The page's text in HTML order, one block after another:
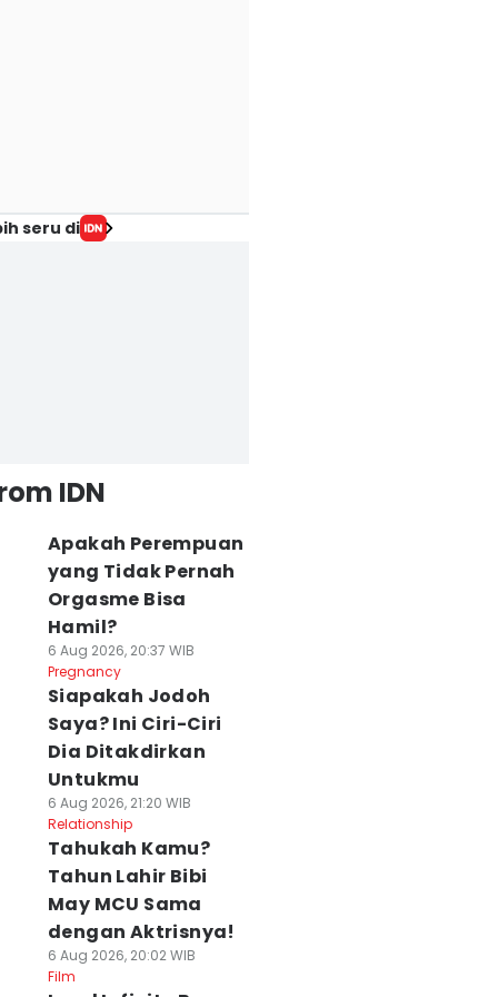
seru di
IDN
Apakah Perempuan
yang Tidak Pernah
Orgasme Bisa
Hamil?
6 Aug 2026, 20:37 WIB
Pregnancy
Siapakah Jodoh
Saya? Ini Ciri-Ciri
Dia Ditakdirkan
Untukmu
6 Aug 2026, 21:20 WIB
Relationship
Tahukah Kamu?
Tahun Lahir Bibi
May MCU Sama
dengan Aktrisnya!
6 Aug 2026, 20:02 WIB
Film